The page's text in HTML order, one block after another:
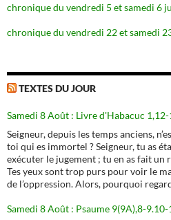
chronique du vendredi 5 et samedi 6
chronique du vendredi 22 et samedi
TEXTES DU JOUR
Samedi 8 Août : Livre d'Habacuc
Seigneur, depuis les temps anciens,
toi qui es immortel ? Seigneur, tu as
exécuter le jugement ; tu en as fait
Tes yeux sont trop purs pour voir le
de l’oppression. Alors, pourquoi
Samedi 8 Août : Psaume 9(9A),8-